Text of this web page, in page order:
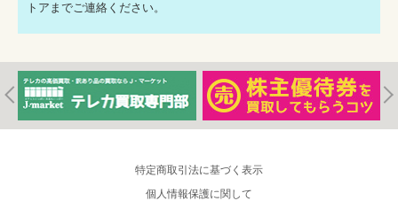
トアまでご連絡ください。
特定商取引法に基づく表示
個人情報保護に関して